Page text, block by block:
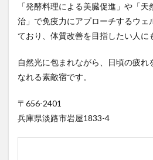
「発酵料理による美臓促進」や「
治」で免疫力にアプローチするウェ
ており、体質改善を目指したい人に
自然光に包まれながら、日頃の疲れ
なれる素敵宿です。
〒656-2401
兵庫県淡路市岩屋1833-4